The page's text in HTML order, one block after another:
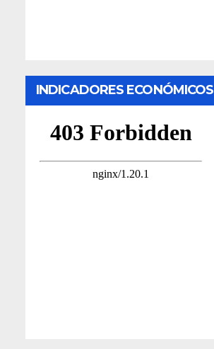
INDICADORES ECONÓMICOS